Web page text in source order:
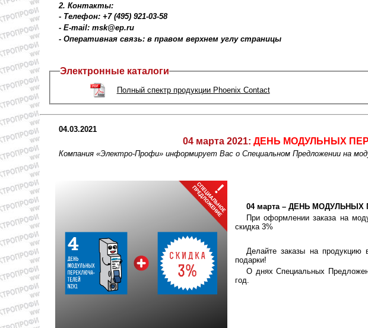
2. Контакты:
- Телефон: +7 (495) 921-03-58
- E-mail: msk@ep.ru
- Оперативная связь: в правом верхнем углу страницы
Электронные каталоги
Полный спектр продукции Phoenix Contact
04.03.2021
04 марта 2021: ДЕНЬ МОДУЛЬНЫХ
Компания «Электро-Профи» информирует Вас о Специальном Предложении на
04 марта – ДЕНЬ МОДУЛЬНЫХ
При оформлении заказа на
скидка 3%
Делайте заказы на продукцию
подарки!
О днях Специальных
год.